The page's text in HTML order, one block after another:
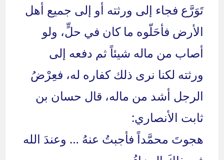
تَوَرَّع فجاء إلى ورثته أو إلى جميع أهل
الأرض فأحَلّوه ما كان في حلٍّ، ولو
أصاب من ماله شيئاً ثم دفعه إلى
ورثته لكنا نرى ذلك كفاره له، فعِرْضُ
الرجل أشد من ماله، قال حسان بن
ثابت الأنصاري:
هجوتَ محمَّداً فأجبتُ عنهُ … وعندَ الله